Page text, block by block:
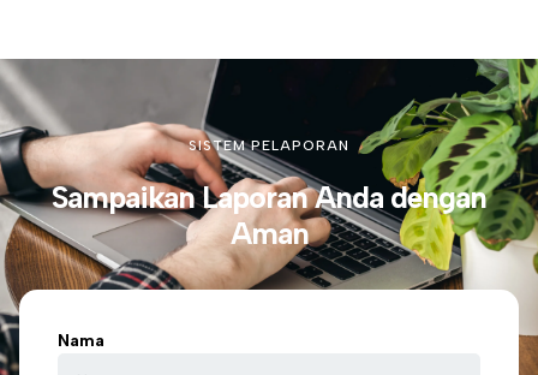
SISTEM PELAPORAN
Sampaikan Laporan Anda dengan
Aman
Nama